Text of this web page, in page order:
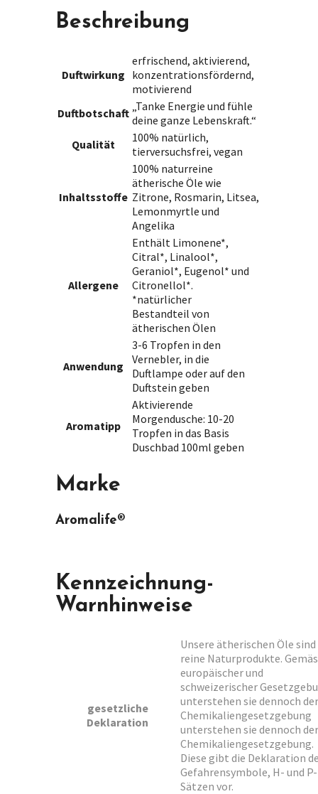
Beschreibung
Duftwirkung
erfrischend, aktivierend,
konzentrationsfördernd,
motivierend
Duftbotschaft „Tanke Energie und fühle
deine ganze Lebenskraft.“
Qualität
100% natürlich,
tierversuchsfrei, vegan
Inhaltsstoffe
100% naturreine
ätherische Öle wie
Zitrone, Rosmarin, Litsea,
Lemonmyrtle und
Angelika
Allergene
Enthält Limonene*,
Citral*, Linalool*,
Geraniol*, Eugenol* und
Citronellol*.
*natürlicher
Bestandteil von
ätherischen Ölen
Anwendung
3-6 Tropfen in den
Vernebler, in die
Duftlampe oder auf den
Duftstein geben
Aromatipp
Aktivierende
Morgendusche: 10-20
Tropfen in das Basis
Duschbad 100ml geben
Marke
Aromalife®
Kennzeichnung-
Warnhinweise
gesetzliche
Deklaration
Unsere ätherischen Öle sind
reine Naturprodukte.
europäischer und
schweizerischer
unterstehen sie dennoch
Chemikaliengesetzgebung
unterstehen sie dennoch der
Chemikaliengesetzgebung.
Diese gibt die Deklaration
Gefahrensymbole, H- und P-
Sätzen vor.